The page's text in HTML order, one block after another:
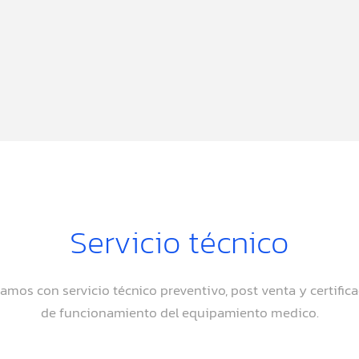
Servicio técnico
con servicio técnico preventivo, post venta y
de funcionamiento del equipamiento medico.